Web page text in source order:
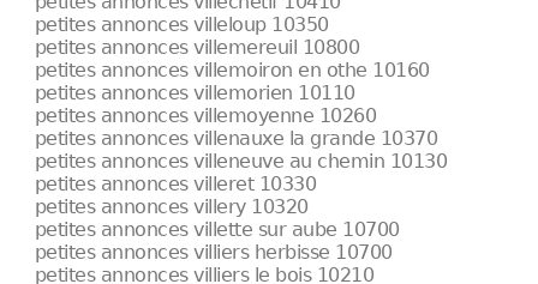
petites annonces villeloup 10350
petites annonces villemereuil 10800
petites annonces villemoiron en othe 10160
petites annonces villemorien 10110
petites annonces villemoyenne 10260
petites annonces villenauxe la grande 10370
petites annonces villeneuve au chemin 10130
petites annonces villeret 10330
petites annonces villery 10320
petites annonces villette sur aube 10700
petites annonces villiers herbisse 10700
petites annonces villiers le bois 10210